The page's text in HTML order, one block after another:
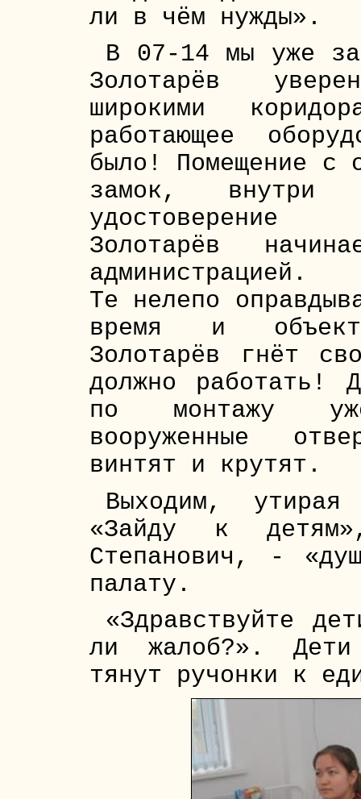
ли в чём нужды».
В 07-14 мы уже
Золотарёв
широкими
работающее
было! Помещение с
замок, внутри
удостоверение
Золотарёв
администрацией.
Те нелепо
время и
Золотарёв гнёт
должно работать!
по монтажу
вооруженные
винтят и крутят.
Выходим,
«Зайду к
Степанович, -
палату.
«Здравствуйте
ли жалоб?». Дети
тянут ручонки к